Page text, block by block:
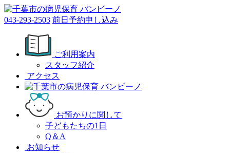
043-293-2503 前日予約申し込み
ご利用案内
スタッフ紹介
アクセス
お預かりに関して
子どもたちの1日
Q＆A
お知らせ